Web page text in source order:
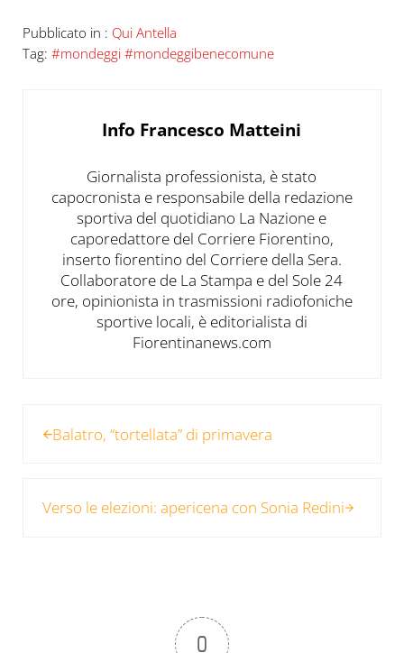
Pubblicato in : Qui Antella
Tag: #mondeggi #mondeggibenecomune
Info Francesco Matteini
Giornalista professionista, è stato
capocronista e responsabile della redazione
sportiva del quotidiano La Nazione e
caporedattore del Corriere Fiorentino,
inserto fiorentino del Corriere della Sera.
Collaboratore de La Stampa e del Sole 24
ore, opinionista in trasmissioni radiofoniche
sportive locali, è editorialista di
Fiorentinanews.com
Balatro, “tortellata” di primavera
Verso le elezioni: apericena con Sonia Redini
0